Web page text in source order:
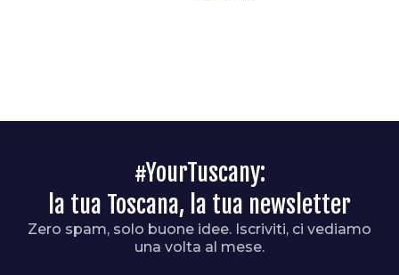
#YourTuscany:
la tua Toscana, la tua newsletter
Zero spam, solo buone idee. Iscriviti, ci vediamo
una volta al mese.